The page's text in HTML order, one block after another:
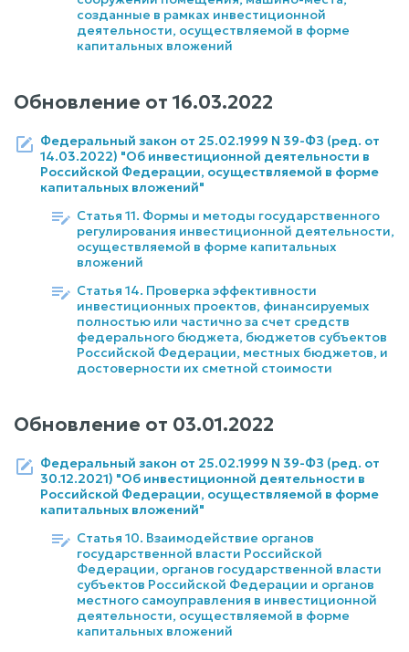
созданные в рамках инвестиционной
деятельности, осуществляемой в форме
капитальных вложений
Обновление от 16.03.2022
Федеральный закон от 25.02.1999 N 39-ФЗ (ред. от
14.03.2022) "Об инвестиционной деятельности в
Российской Федерации, осуществляемой в форме
капитальных вложений"
Статья 11. Формы и методы государственного
регулирования инвестиционной деятельности,
осуществляемой в форме капитальных
вложений
Статья 14. Проверка эффективности
инвестиционных проектов, финансируемых
полностью или частично за счет средств
федерального бюджета, бюджетов субъектов
Российской Федерации, местных бюджетов, и
достоверности их сметной стоимости
Обновление от 03.01.2022
Федеральный закон от 25.02.1999 N 39-ФЗ (ред. от
30.12.2021) "Об инвестиционной деятельности в
Российской Федерации, осуществляемой в форме
капитальных вложений"
Статья 10. Взаимодействие органов
государственной власти Российской
Федерации, органов государственной власти
субъектов Российской Федерации и органов
местного самоуправления в инвестиционной
деятельности, осуществляемой в форме
капитальных вложений